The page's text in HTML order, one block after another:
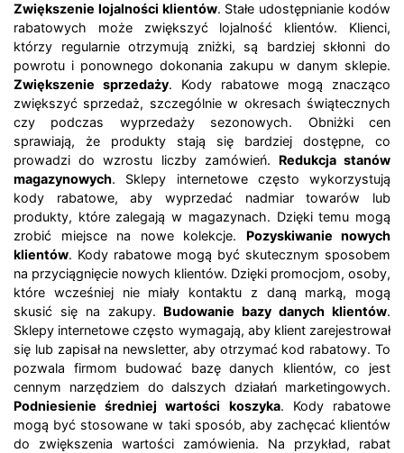
Zwiększenie lojalności klientów. Stałe udostępnianie kodów
rabatowych może zwiększyć lojalność klientów. Klienci,
którzy regularnie otrzymują zniżki, są bardziej skłonni do
powrotu i ponownego dokonania zakupu w danym sklepie.
Zwiększenie sprzedaży. Kody rabatowe mogą znacząco
zwiększyć sprzedaż, szczególnie w okresach świątecznych
czy podczas wyprzedaży sezonowych. Obniżki cen
sprawiają, że produkty stają się bardziej dostępne, co
prowadzi do wzrostu liczby zamówień. Redukcja stanów
magazynowych. Sklepy internetowe często wykorzystują
kody rabatowe, aby wyprzedać nadmiar towarów lub
produkty, które zalegają w magazynach. Dzięki temu mogą
zrobić miejsce na nowe kolekcje. Pozyskiwanie nowych
klientów. Kody rabatowe mogą być skutecznym sposobem
na przyciągnięcie nowych klientów. Dzięki promocjom, osoby,
które wcześniej nie miały kontaktu z daną marką, mogą
skusić się na zakupy. Budowanie bazy danych klientów.
Sklepy internetowe często wymagają, aby klient zarejestrował
się lub zapisał na newsletter, aby otrzymać kod rabatowy. To
pozwala firmom budować bazę danych klientów, co jest
cennym narzędziem do dalszych działań marketingowych.
Podniesienie średniej wartości koszyka. Kody rabatowe
mogą być stosowane w taki sposób, aby zachęcać klientów
do zwiększenia wartości zamówienia. Na przykład, rabat